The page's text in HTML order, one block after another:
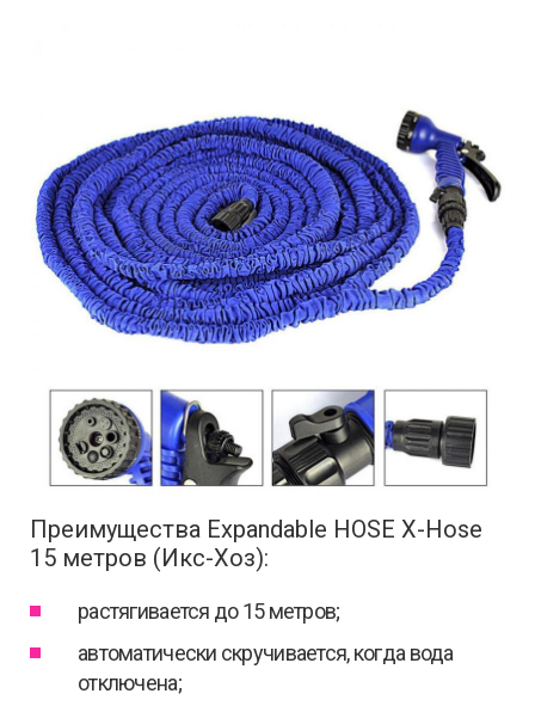
Преимущества Expandable HOSE X-Hose
15 метров (Икс-Хоз):
растягивается до 15 метров;
автоматически скручивается, когда вода
отключена;